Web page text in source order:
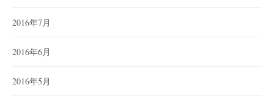
2016年7月
2016年6月
2016年5月